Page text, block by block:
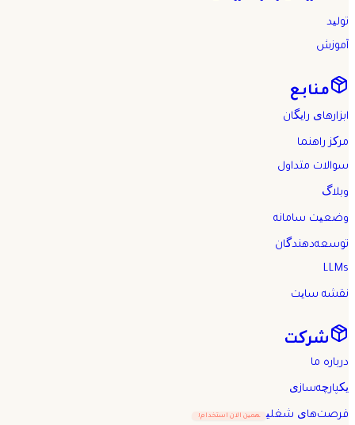
تولید
آموزش
منابع
ابزارهای رایگان
مرکز راهنما
سوالات متداول
وبلاگ
وضعیت سامانه
توسعه‌دهندگان
LLMs
نقشه سایت
شرکت
درباره ما
یکپارچه‌سازی
فرصت‌های شغلی همین الان استخدام!